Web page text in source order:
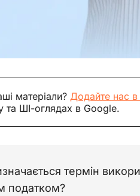
матеріали? Додайте нас
та ШІ-оглядах в Google.
термін
податком?